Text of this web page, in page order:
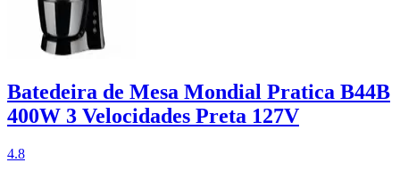
Batedeira de Mesa Mondial Pratica B44B
400W 3 Velocidades Preta 127V
4.8